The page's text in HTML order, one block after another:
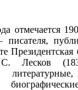
отмечается
писателя,
Президентская
Лесков